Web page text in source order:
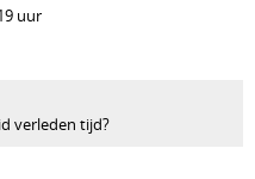
uur
verleden tijd?